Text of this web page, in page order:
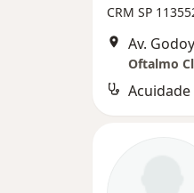
CRM SP
Av.
Oftalmo
Acuidade